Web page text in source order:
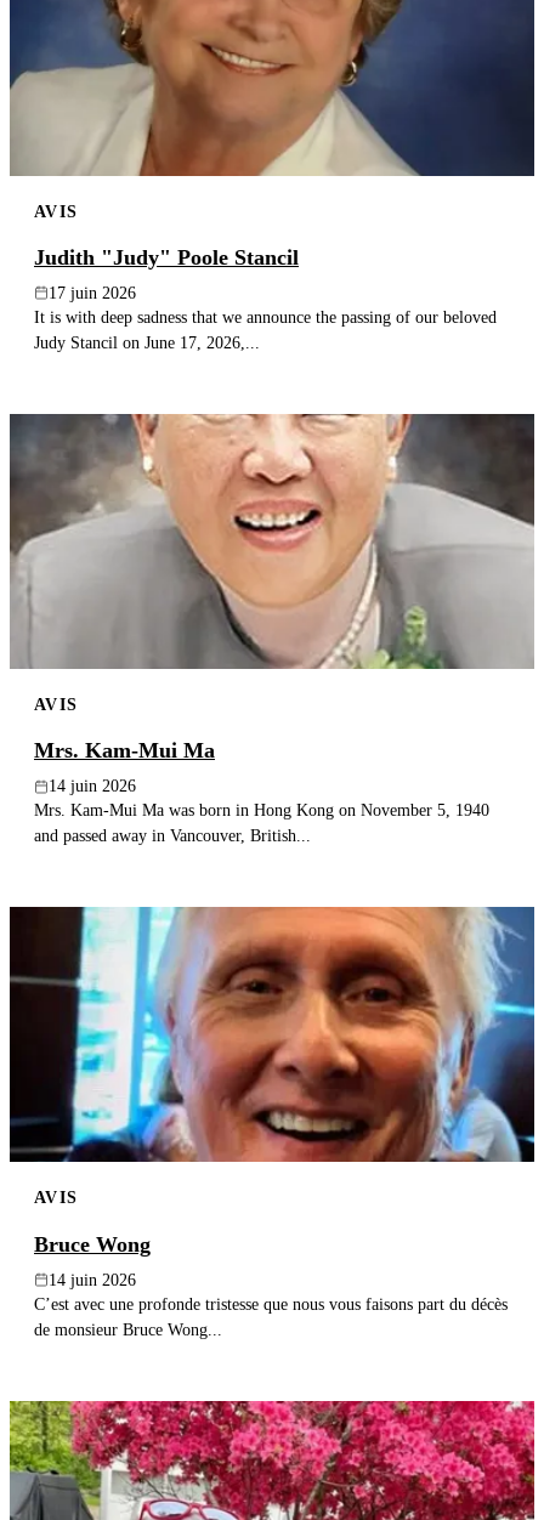
AVIS
Judith "Judy" Poole Stancil
17 juin 2026
It is with deep sadness that we announce the passing of our beloved
Judy Stancil on June 17, 2026,...
AVIS
Mrs. Kam-Mui Ma
14 juin 2026
Mrs. Kam-Mui Ma was born in Hong Kong on November 5, 1940
and passed away in Vancouver, British...
AVIS
Bruce Wong
14 juin 2026
C’est avec une profonde tristesse que nous vous faisons part du décès
de monsieur Bruce Wong...